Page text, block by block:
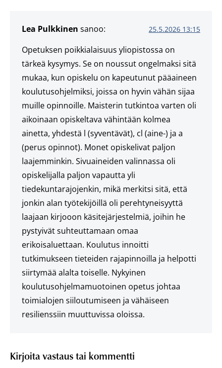
Lea Pulkkinen sanoo: 25.5.2026 13:15
Opetuksen poikkialaisuus yliopistossa on
tärkeä kysymys. Se on noussut ongelmaksi sitä
mukaa, kun opiskelu on kapeutunut pääaineen
koulutusohjelmiksi, joissa on hyvin vähän sijaa
muille opinnoille. Maisterin tutkintoa varten oli
aikoinaan opiskeltava vähintään kolmea
ainetta, yhdestä l (syventävät), cl (aine-) ja a
(perus opinnot). Monet opiskelivat paljon
laajemminkin. Sivuaineiden valinnassa oli
opiskelijalla paljon vapautta yli
tiedekuntarajojenkin, mikä merkitsi sitä, että
jonkin alan työtekijöillä oli perehtyneisyyttä
laajaan kirjooon käsitejärjestelmiä, joihin he
pystyivät suhteuttamaan omaa
erikoisaluettaan. Koulutus innoitti
tutkimukseen tieteiden rajapinnoilla ja helpotti
siirtymää alalta toiselle. Nykyinen
koulutusohjelmamuotoinen opetus johtaa
toimialojen siiloutumiseen ja vähäiseen
resilienssiin muuttuvissa oloissa.
Kirjoita vastaus tai kommentti